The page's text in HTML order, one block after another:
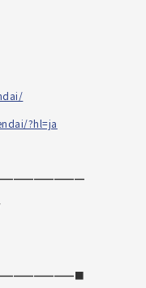
?hl=ja